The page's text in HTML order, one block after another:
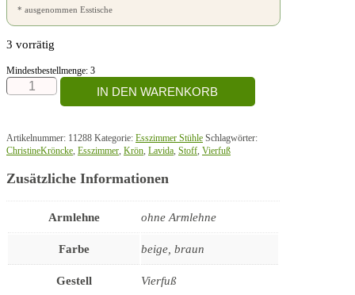
* ausgenommen Esstische
3 vorrätig
Mindestbestellmenge: 3
Jaro
Vierfuß
IN DEN WARENKORB
Artikelnummer: 11288 Kategorie: Esszimmer Stühle Schlagwörter:
ChristineKröncke, Esszimmer, Krön, Lavida, Stoff, Vierfuß
Zusätzliche Informationen
Armlehne ohne Armlehne
Farbe beige, braun
Gestell Vierfuß